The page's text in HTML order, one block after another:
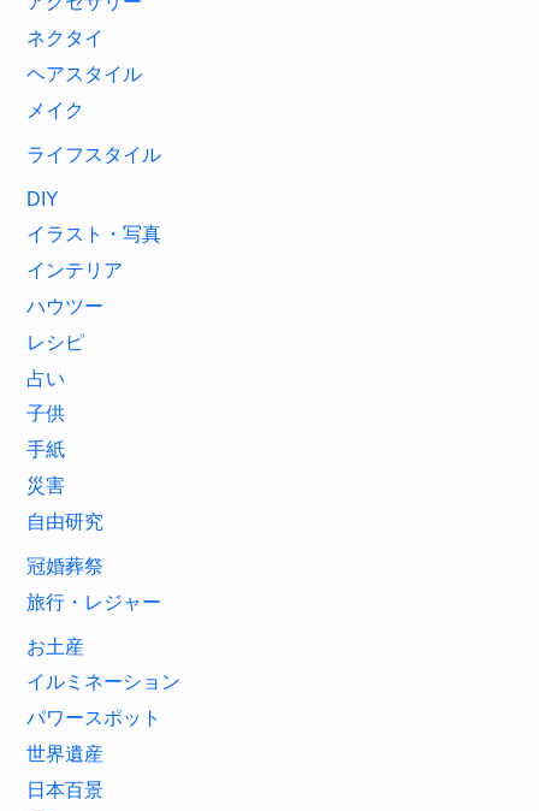
ネクタイ
ヘアスタイル
メイク
ライフスタイル
DIY
イラスト・写真
インテリア
ハウツー
レシピ
占い
子供
手紙
災害
自由研究
冠婚葬祭
旅行・レジャー
お土産
イルミネーション
パワースポット
世界遺産
日本百景